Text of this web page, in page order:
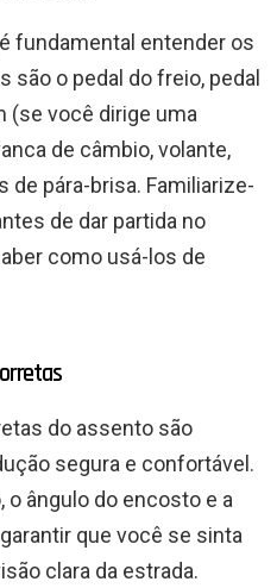
fundamental entender os
são o pedal do freio, pedal
(se você dirige uma
de câmbio, volante,
de pára-brisa. Familiarize-
de dar partida no
como usá-los de
do assento são
segura e confortável.
ângulo do encosto e a
que você se sinta
clara da estrada.